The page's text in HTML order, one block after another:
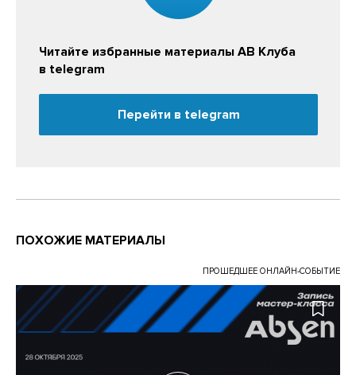
Читайте избранные материалы АВ Клуба
в telegram
Перейти в telegram
ПОХОЖИЕ МАТЕРИАЛЫ
ПРОШЕДШЕЕ ОНЛАЙН-СОБЫТИЕ